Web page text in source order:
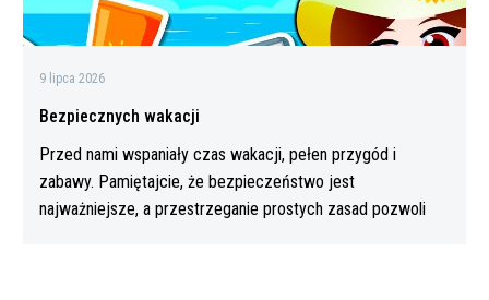
9 lipca 2026
Bezpiecznych wakacji
Przed nami wspaniały czas wakacji, pełen przygód i
zabawy. Pamiętajcie, że bezpieczeństwo jest
najważniejsze, a przestrzeganie prostych zasad pozwoli